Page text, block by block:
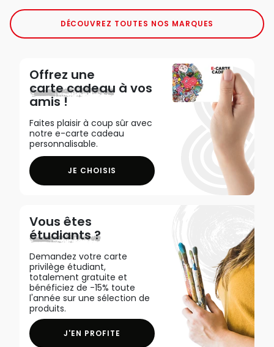
DÉCOUVREZ TOUTES NOS MARQUES
Offrez une
carte cadeau à vos
amis !
Faites plaisir à coup sûr avec
notre e-carte cadeau
personnalisable.
JE CHOISIS
Vous êtes
étudiants ?
Demandez votre carte
privilège étudiant,
totalement gratuite et
bénéficiez de -15% toute
l'année sur une sélection de
produits.
J'EN PROFITE